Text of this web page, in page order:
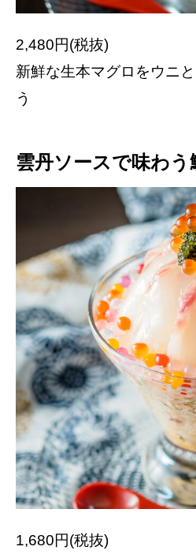
2,480円(税抜)
新鮮な生本マグロをウニ
う
雲丹ソースで味わう
1,680円(税抜)